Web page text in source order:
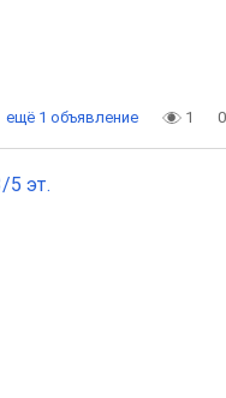
1
ещё 1 объявление
5 эт.